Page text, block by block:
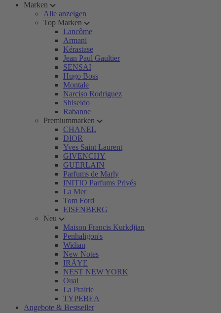
Marken
Alle anzeigen
Top Marken
Lancôme
Armani
Kérastase
Jean Paul Gaultier
SENSAI
Hugo Boss
Montale
Narciso Rodriguez
Shiseido
Rabanne
Premiummarken
CHANEL
DIOR
Yves Saint Laurent
GIVENCHY
GUERLAIN
Parfums de Marly
INITIO Parfums Privés
La Mer
Tom Ford
EISENBERG
Neu
Maison Francis Kurkdjian
Penhaligon's
Widian
New Notes
IRÄYE
NEST NEW YORK
Ouai
La Prairie
TYPEBEA
Angebote & Bestseller